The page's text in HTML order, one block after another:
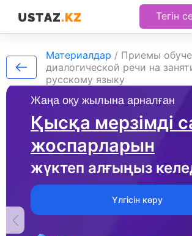
Тегін
Жаңа оқу жылына арналған
Қысқа мерзімді
жоспарларын
жүктеп алғыңыз
Үлгісін көру
Материалдар / Приемы
диалогической речи на
русскому языку